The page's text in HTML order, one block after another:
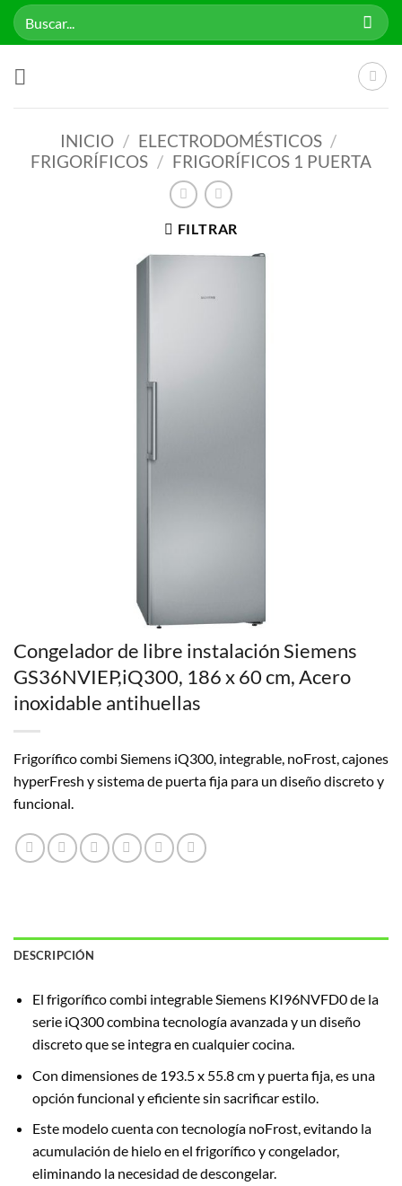
Saltar
Buscar
por:
INICIO / ELECTRODOMÉSTICOS /
FRIGORÍFICOS / FRIGORÍFICOS 1 PUERTA
FILTRAR
Congelador de libre instalación Siemens
GS36NVIEP,iQ300, 186 x 60 cm, Acero
inoxidable antihuellas
Frigorífico combi Siemens iQ300, integrable, noFrost, cajones
hyperFresh y sistema de puerta fija para un diseño discreto y
funcional.
DESCRIPCIÓN
El frigorífico combi integrable Siemens KI96NVFD0 de la
serie iQ300 combina tecnología avanzada y un diseño
discreto que se integra en cualquier cocina.
Con dimensiones de 193.5 x 55.8 cm y puerta fija, es una
opción funcional y eficiente sin sacrificar estilo.
Este modelo cuenta con tecnología noFrost, evitando la
acumulación de hielo en el frigorífico y congelador,
eliminando la necesidad de descongelar.